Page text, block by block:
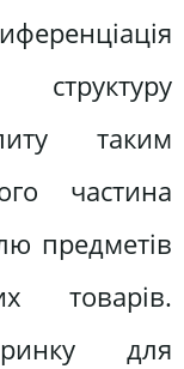
таким
частина
предметів
товарів.
для